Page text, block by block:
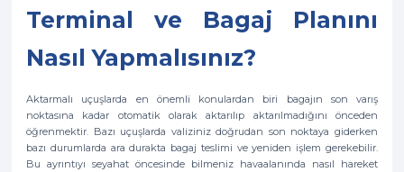
Terminal ve Bagaj Planını
Nasıl Yapmalısınız?
Aktarmalı uçuşlarda en önemli konulardan biri bagajın son varış
noktasına kadar otomatik olarak aktarılıp aktarılmadığını önceden
öğrenmektir. Bazı uçuşlarda valiziniz doğrudan son noktaya giderken
bazı durumlarda ara durakta bagaj teslimi ve yeniden işlem gerekebilir.
Bu ayrıntıyı seyahat öncesinde bilmeniz havaalanında nasıl hareket